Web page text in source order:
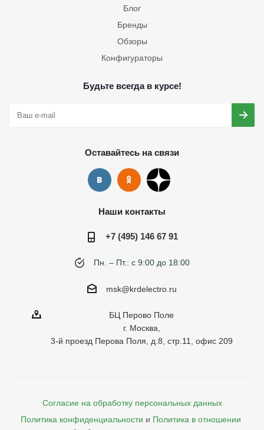
Блог
Бренды
Обзоры
Конфигураторы
Будьте всегда в курсе!
Оставайтесь на связи
Наши контакты
+7 (495) 146 67 91
Пн. – Пт.: с 9:00 до 18:00
msk@krdelectro.ru
БЦ Перово Поле
г. Москва,
3-й проезд Перова Поля, д.8, стр.11, офис 209
Согласие на обработку персональных данных
Политика конфиденциальности и Политика в отношении